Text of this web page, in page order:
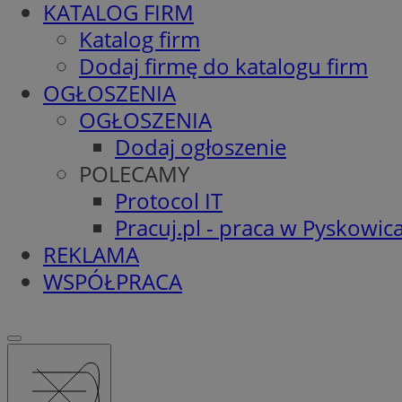
KATALOG FIRM
Katalog firm
Dodaj firmę do katalogu firm
OGŁOSZENIA
OGŁOSZENIA
Dodaj ogłoszenie
POLECAMY
Protocol IT
Pracuj.pl - praca w
REKLAMA
WSPÓŁPRACA